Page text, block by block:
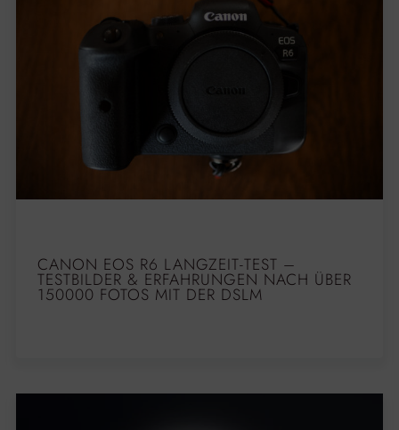
CANON EOS R6 LANGZEIT-TEST –
TESTBILDER & ERFAHRUNGEN NACH ÜBER
150000 FOTOS MIT DER DSLM